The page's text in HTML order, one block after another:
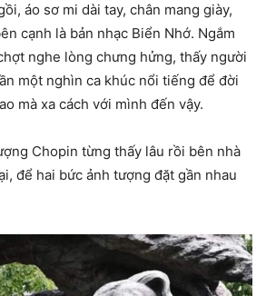
áo sơ mi dài tay, chân mang giày,
cạnh là bản nhạc Biển Nhớ. Ngắm
nghe lòng chưng hửng, thấy người
một nghìn ca khúc nổi tiếng để đời
mà xa cách với mình đến vậy.
Chopin từng thấy lâu rồi bên nhà
để hai bức ảnh tượng đặt gần nhau